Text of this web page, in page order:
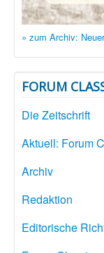
» zum Archiv:
FORUM
Die Zeitschrift
Aktuell: Forum
Archiv
Redaktion
Editorische